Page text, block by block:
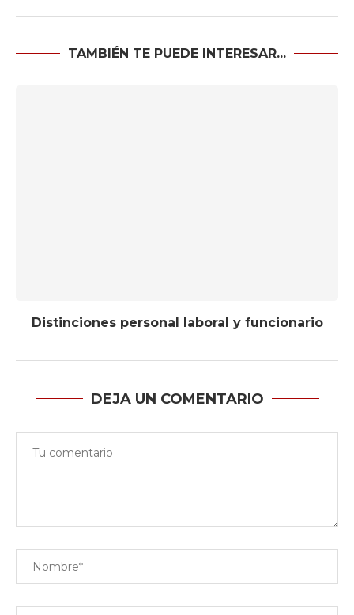
TAMBIÉN TE PUEDE INTERESAR...
Distinciones personal laboral y funcionario
DEJA UN COMENTARIO